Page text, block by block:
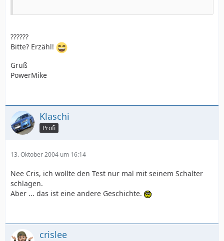
??????
Bitte? Erzähl!
Gruß
PowerMike
Klaschi
Profi
13. Oktober 2004 um 16:14
Nee Cris, ich wollte den Test nur mal mit seinem Schalter
schlagen.
Aber ... das ist eine andere Geschichte.
crislee